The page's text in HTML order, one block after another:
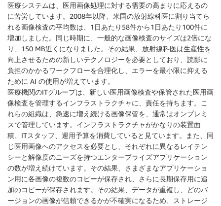
医療システムは、医用画像処理に対する需要の高まりに応えるの
に苦労しています。2008年以降、米国の放射線科医に割り当てら
れる画像検査の平均数は、1日あたり58件から1日あたり100件に
増加しました。同じ時期に、一般的な画像検査のサイズは2倍にな
り、150 MB近くになりました。その結果、放射線科医は生産性を
向上させるための新しいテクノロジーを必要としており、読影に
負担のかかるワークフローを合理化し、エラーを最小限に抑える
ために AI の使用が増えています。
医療機関のITグループは、新しい医用画像検査や保管された医用画
像検査を管理するインフラストラクチャに、責任を持ちます。こ
れらの組織は、急速に増え続ける画像保管を、通常はオンプレミ
スで管理しています。インフラストラクチャがかなりの装置面
積、ITスタッフ、運用予算を消費していると見ています。また、同
じ医用画像へのアクセスを必要とし、それぞれに異なるレイテン
シーと解像度のニーズを持つエンタープライズアプリケーション
の数が増え続けています。その結果、さまざまなアプリケーショ
ン用に各画像の複数のコピーが保存され、さらに長期保存用に追
加のコピーが保存されます。その結果、データが重複し、どのバ
ージョンの画像が信頼できるかが不確実になるため、ストレージ